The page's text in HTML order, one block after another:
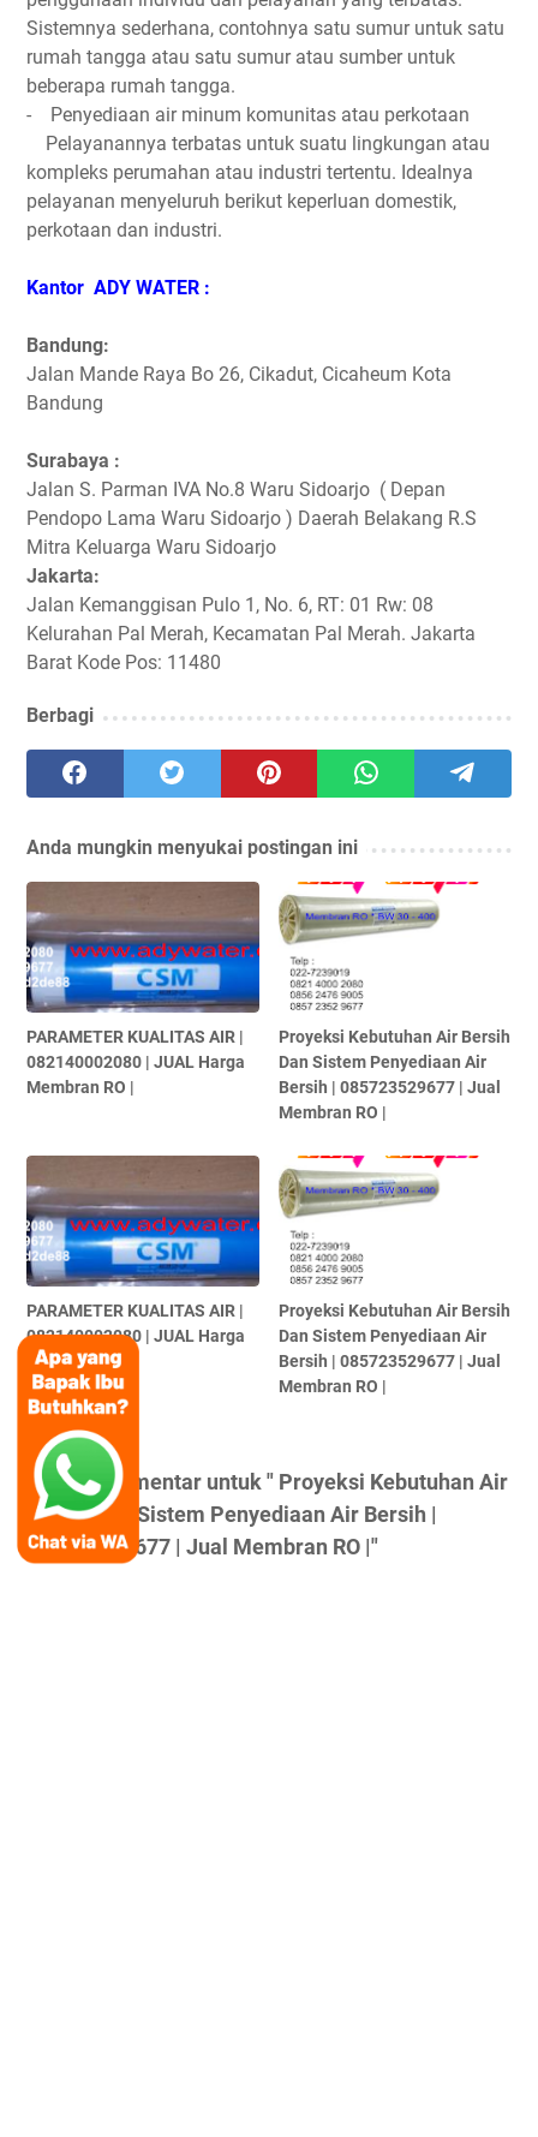
Sistemnya sederhana, contohnya satu sumur untuk satu
rumah tangga atau satu sumur atau sumber untuk
beberapa rumah tangga.
- Penyediaan air minum komunitas atau perkotaan
Pelayanannya terbatas untuk suatu lingkungan atau
kompleks perumahan atau industri tertentu. Idealnya
pelayanan menyeluruh berikut keperluan domestik,
perkotaan dan industri.
Kantor ADY WATER :
Bandung:
Jalan Mande Raya Bo 26, Cikadut, Cicaheum Kota
Bandung
Surabaya :
Jalan S. Parman IVA No.8 Waru Sidoarjo ( Depan
Pendopo Lama Waru Sidoarjo ) Daerah Belakang R.S
Mitra Keluarga Waru Sidoarjo
Jakarta:
Jalan Kemanggisan Pulo 1, No. 6, RT: 01 Rw: 08
Kelurahan Pal Merah, Kecamatan Pal Merah. Jakarta
Barat Kode Pos: 11480
Berbagi
Anda mungkin menyukai postingan ini
PARAMETER KUALITAS AIR |
082140002080 | JUAL Harga
Membran RO |
Proyeksi Kebutuhan Air Bersih
Dan Sistem Penyediaan Air
Bersih | 085723529677 | Jual
Membran RO |
PARAMETER KUALITAS AIR |
082140002080 | JUAL Harga
Membran RO |
Proyeksi Kebutuhan Air Bersih
Dan Sistem Penyediaan Air
Bersih | 085723529677 | Jual
Membran RO |
Posting Komentar untuk " Proyeksi Kebutuhan Air
Bersih Dan Sistem Penyediaan Air Bersih |
085723529677 | Jual Membran RO |"